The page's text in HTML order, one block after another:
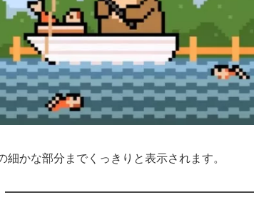
かな部分までくっきりと表示されます。